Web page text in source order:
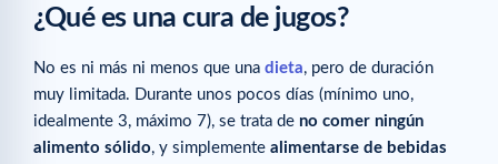
¿Qué es una cura de jugos?
No es ni más ni menos que una dieta, pero de duración
muy limitada. Durante unos pocos días (mínimo uno,
idealmente 3, máximo 7), se trata de no comer ningún
alimento sólido, y simplemente alimentarse de bebidas